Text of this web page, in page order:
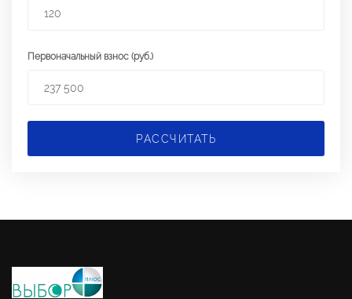
Первоначальный взнос (руб.)
РАССЧИТАТЬ